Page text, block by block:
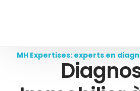
MH Expertises: experts en